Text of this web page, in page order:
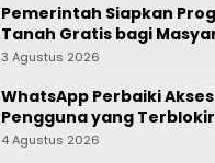
Pemerintah Siapkan
Tanah Gratis bagi
Berpenghasilan Rendah
3 Agustus 2026
WhatsApp Perbaiki
Pengguna yang Terblokir
4 Agustus 2026